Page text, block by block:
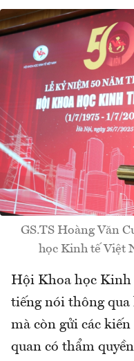
GS.TS Hoàng Văn
học Kinh tế Việt
Hội Khoa học Kinh
tiếng nói thông
mà còn gửi các
quan có thẩm